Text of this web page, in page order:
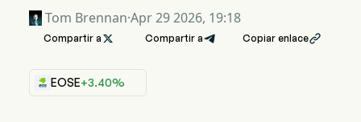
Tom Brennan·Apr 29 2026, 19:18
Compartir a  Compartir a Copiar enlace
EOSE+3.40%